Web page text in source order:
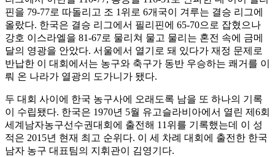
핀을 79-77로 따돌리고 조 1위로 6개국이 겨루는 결승 리그에
올랐다. 한국은 결승 리그에서 필리핀에 65-70으로 잡혔으나
강호 이스라엘을 81-67로 물리쳐 물고 물리는 혼전 속에 금메
달의 영광을 안았다. 서울에서 열기로 돼 있다가 재정 문제로
반납한 이 대회에서는 농구와 축구가 동반 우승하는 쾌거를 이
뤄 온 나라가 열광의 도가니가 됐다.
두 대회 사이에 한국 농구사에 오래도록 남을 또 하나의 기록
이 수립됐다. 한국은 1970년 5월 유고슬라비아에서 열린 제6회
세계남자농구선수권대회에 출전해 11위를 기록했는데 이 성
적은 2015년 현재 최고 순위다. 이 세 차례 대회에 출전한 한국
남자 농구 대표팀의 지휘관이 김영기다.